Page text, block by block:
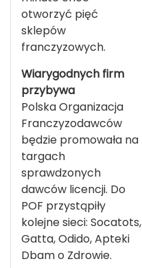
otworzyć pięć
sklepów
franczyzowych.
Wiarygodnych firm
przybywa
Polska Organizacja
Franczyzodawców
będzie promowała na
targach
sprawdzonych
dawców licencji. Do
POF przystąpiły
kolejne sieci: Socatots,
Gatta, Odido, Apteki
Dbam o Zdrowie.